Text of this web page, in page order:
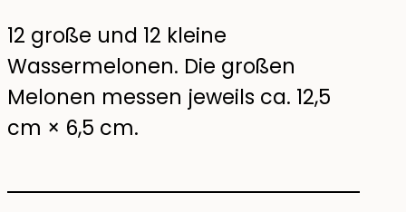
12 große und 12 kleine
Wassermelonen. Die großen
Melonen messen jeweils ca. 12,5
cm × 6,5 cm.